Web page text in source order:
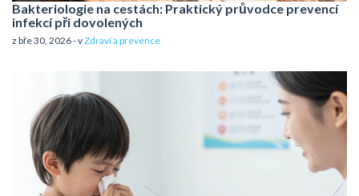
Bakteriologie na cestách: Praktický průvodce prevencí
infekcí při dovolených
z bře 30, 2026 - vZdraví a prevence